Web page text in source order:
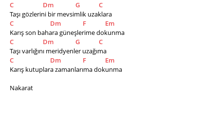
C Dm G
C
Taşı gözlerini bir mevsimlik uzaklara
C
Dm F
Em
Karış son bahara güneşlerime dokunma
C
Dm G
C
Taşı varlığını meridyenler uzağıma
C
Dm F
Em
Karış kutuplara zamanlarıma dokunma
​Nakarat